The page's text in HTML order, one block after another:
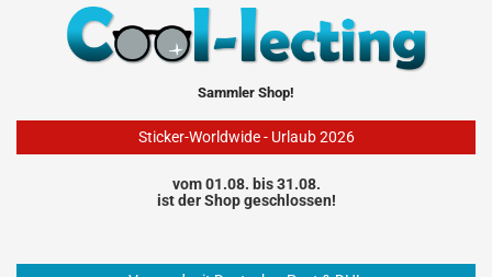
Sammler Shop!
Sticker-Worldwide - Urlaub 2026
vom 01.08. bis 31.08.
ist der Shop geschlossen!